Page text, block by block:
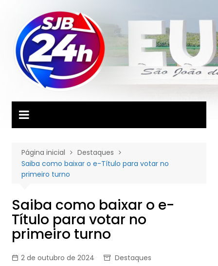
conteúdo
Página inicial
Destaques
Saiba como baixar o e-Título para votar no
primeiro turno
Saiba como baixar o e-
Título para votar no
primeiro turno
2 de outubro de 2024 Destaques